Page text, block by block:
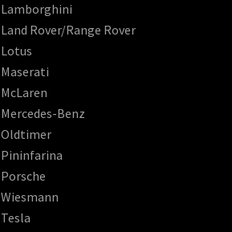
Lamborghini
Land Rover/Range Rover
Lotus
Maserati
McLaren
Mercedes-Benz
Oldtimer
Pininfarina
Porsche
Wiesmann
Tesla